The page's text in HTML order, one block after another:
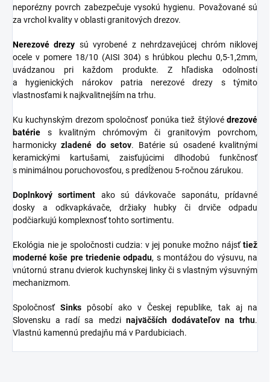
neporézny povrch zabezpečuje vysokú hygienu. Považované sú
za vrchol kvality v oblasti granitových drezov.
Nerezové drezy sú vyrobené z nehrdzavejúcej chróm niklovej
ocele v pomere 18/10 (AISI 304) s hrúbkou plechu 0,5-1,2mm,
uvádzanou pri každom produkte. Z hľadiska odolnosti
a hygienických nárokov patria nerezové drezy s týmito
vlastnosťami k najkvalitnejším na trhu.
Ku kuchynským drezom spoločnosť ponúka tiež štýlové drezové
batérie s kvalitným chrómovým či granitovým povrchom,
harmonickyzladené do setov. Batérie sú osadené kvalitnými
keramickými kartušami, zaisťujúcimi dlhodobú funkčnosť
s minimálnou poruchovosťou, s predĺženou 5-ročnou zárukou.
Doplnkový sortiment ako sú dávkovače saponátu, prídavné
dosky a odkvapkávače, držiaky hubky či drviče odpadu
podčiarkujú komplexnosť tohto sortimentu.
Ekológia nie je spoločnosti cudzia: v jej ponuke možno nájsťtiež
moderné koše pre triedenie odpadu, s montážou do výsuvu, na
vnútornú stranu dvierok kuchynskej linky či s vlastným výsuvným
mechanizmom.
SpoločnosťSinks pôsobí ako v Českej republike, tak aj na
Slovensku a radí sa medzi najväčších dodávateľov na trhu.
Vlastnú kamennú predajňu má v Pardubiciach.